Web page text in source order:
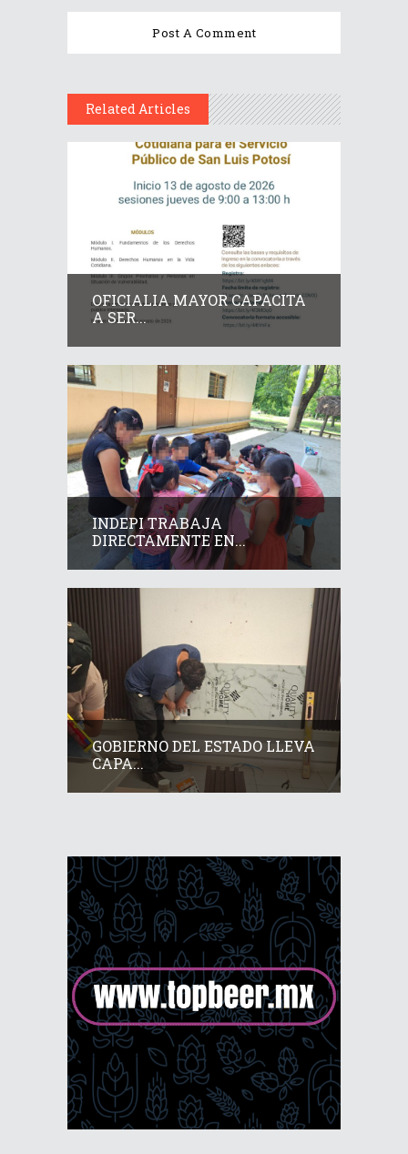
Related Articles
OFICIALIA MAYOR CAPACITA
A SER...
INDEPI TRABAJA
DIRECTAMENTE EN...
GOBIERNO DEL ESTADO LLEVA
CAPA...